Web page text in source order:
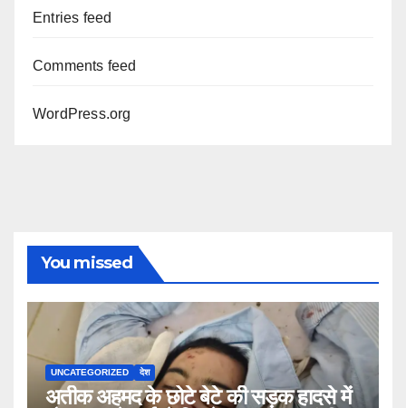
Entries feed
Comments feed
WordPress.org
You missed
UNCATEGORIZED देश
अतीक अहमद के छोटे बेटे की सड़क हादसे में